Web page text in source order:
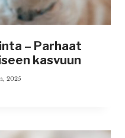
– Parhaat
kasvuun
2025